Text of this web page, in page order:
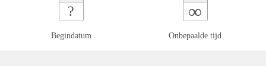
?
Begindatum
∞
Onbepaalde tijd